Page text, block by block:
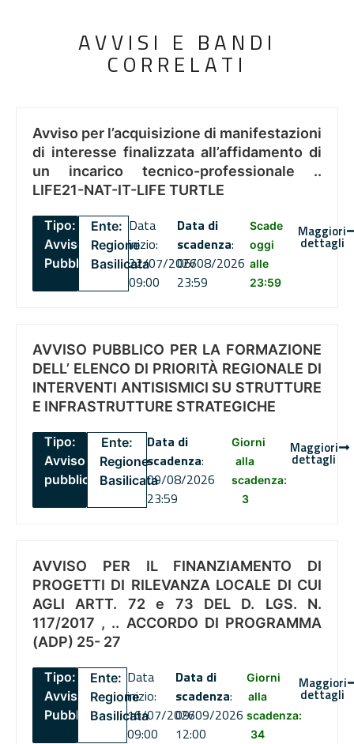
AVVISI E BANDI
CORRELATI
Avviso per l’acquisizione di manifestazioni
di interesse finalizzata all’affidamento di
un incarico tecnico-professionale ..
LIFE21-NAT-IT-LIFE TURTLE
Tipo:
Avviso
Pubblico
Ente:
Regione
Basilicata
Data
inizio:
22/07/2026
09:00
Data di
scadenza:
06/08/2026
23:59
Scade
oggi
alle
23:59
Maggiori
dettagli
AVVISO PUBBLICO PER LA FORMAZIONE
DELL’ ELENCO DI PRIORITÀ REGIONALE DI
INTERVENTI ANTISISMICI SU STRUTTURE
E INFRASTRUTTURE STRATEGICHE
Tipo:
Avviso
pubblico
Ente:
Regione
Basilicata
Data di
scadenza:
09/08/2026
23:59
Giorni
alla
scadenza:
3
Maggiori
dettagli
AVVISO PER IL FINANZIAMENTO DI
PROGETTI DI RILEVANZA LOCALE DI CUI
AGLI ARTT. 72 e 73 DEL D. LGS. N.
117/2017 , .. ACCORDO DI PROGRAMMA
(ADP) 25- 27
Tipo:
Avviso
Pubblico
Ente:
Regione
Basilicata
Data
inizio:
16/07/2026
09:00
Data di
scadenza:
09/09/2026
12:00
Giorni
alla
scadenza:
34
Maggiori
dettagli